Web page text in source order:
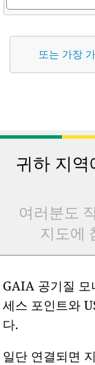
또는 가장
귀하 지
여러분도
지도에
GAIA 공기질
세스 포인트와
다.
일단 연결되면